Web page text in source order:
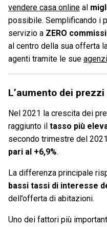
vendere casa online al
possibile. Semplificando i
servizio a ZERO
al centro della sua offerta
agenti tramite le sue
L’aumento dei
Nel 2021 la crescita dei
raggiunto il tasso più
secondo trimestre del
pari al +6,9%.
La differenza principale
bassi tassi di interesse
dell’offerta di abitazioni.
Uno dei fattori più